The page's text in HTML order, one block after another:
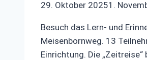
29. Oktober 20251.
Besuch das Lern- und
Meisenbornweg. 13
Einrichtung. Die